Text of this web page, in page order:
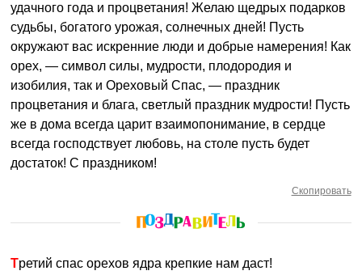
удачного года и процветания! Желаю щедрых подарков
судьбы, богатого урожая, солнечных дней! Пусть
окружают вас искренние люди и добрые намерения! Как
орех, — символ силы, мудрости, плодородия и
изобилия, так и Ореховый Спас, — праздник
процветания и блага, светлый праздник мудрости! Пусть
же в дома всегда царит взаимопонимание, в сердце
всегда господствует любовь, на столе пусть будет
достаток! С праздником!
Скопировать
Третий спас орехов ядра крепкие нам даст!